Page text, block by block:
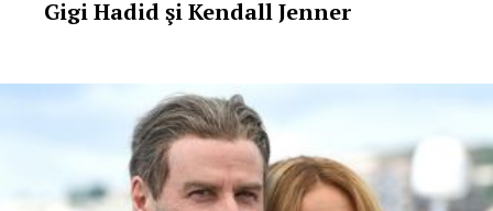
Gigi Hadid şi Kendall Jenner